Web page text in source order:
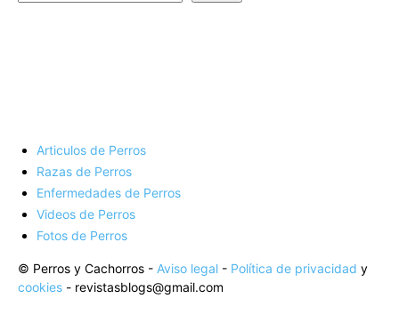
Articulos de Perros
Razas de Perros
Enfermedades de Perros
Videos de Perros
Fotos de Perros
© Perros y Cachorros - Aviso legal - Política de privacidad y
cookies - revistasblogs@gmail.com